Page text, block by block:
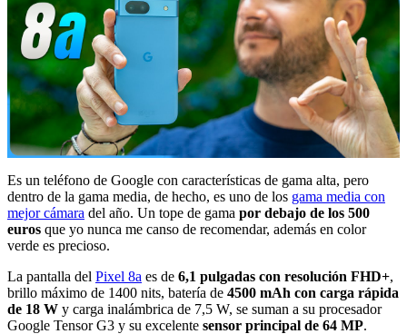
Es un teléfono de Google con características de gama alta, pero
dentro de la gama media, de hecho, es uno de los gama media con
mejor cámara del año. Un tope de gama por debajo de los 500
euros que yo nunca me canso de recomendar, además en color
verde es precioso.
La pantalla del Pixel 8a es de 6,1 pulgadas con resolución FHD+,
brillo máximo de 1400 nits, batería de 4500 mAh con carga rápida
de 18 W y carga inalámbrica de 7,5 W, se suman a su procesador
Google Tensor G3 y su excelente sensor principal de 64 MP.